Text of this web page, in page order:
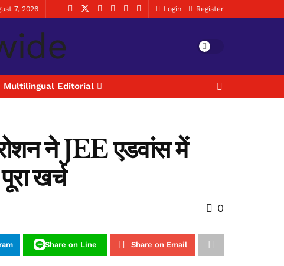
7, 2026 Login Register
Multilingual Editorial
ने JEE एडवांस में
खर्च
0
Share on Line Share on Email